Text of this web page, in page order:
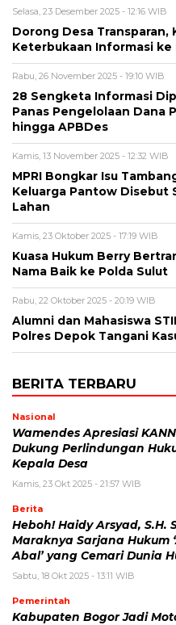
Selasa, 23 Desember 2025 - 12:16 WIB
Dorong Desa Transparan,
Keterbukaan Informasi ke
Rabu, 26 November 2025 - 19:10 WIB
28 Sengketa Informasi
Panas Pengelolaan Dana
hingga APBDes
Kamis, 13 November 2025 - 12:32 WIB
MPRI Bongkar Isu
Keluarga Pantow Disebut
Lahan
Kamis, 23 Oktober 2025 - 17:19 WIB
Kuasa Hukum Berry
Nama Baik ke Polda Sulut
Rabu, 22 Oktober 2025 - 20:19 WIB
Alumni dan Mahasiswa
Polres Depok Tangani
BERITA TERBARU
Nasional
Wamendes Apresiasi
Dukung Perlindungan
Kepala Desa
Kamis, 23 Okt 2025 - 21:57 WIB
Berita
Heboh! Haidy Arsyad, S.H.
Maraknya Sarjana Hukum
Abal’ yang Cemari Dunia
Sabtu, 18 Okt 2025 - 13:11 WIB
Pemerintah
Kabupaten Bogor Jadi